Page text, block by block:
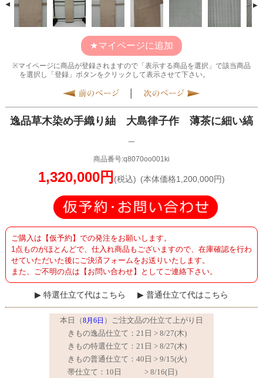
マイページに追加
マイページに商品が登録されますので「表示する商品を選択」で該当商品
を選択し「登録」ボタンをクリックして表示させて下さい。
|
逸品草木染め手織り紬 大島律子作 薄茶に細い縞
商品番号:q8070oo001ki
1,320,000円 (税込) (本体価格1,200,000円)
ご購入は【仮予約】での発注をお願いします。
1点ものがほとんどで、仕入れ商品もございますので、在庫確認を行わ
せていただいた後にご決済フォームをお送りいたします。
また、ご不明の点は【お問い合わせ】としてご連絡下さい。
特選仕立て代はこちら 普通仕立て代はこちら